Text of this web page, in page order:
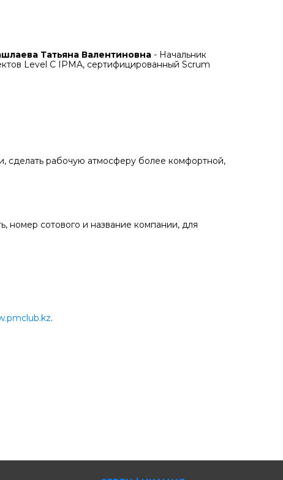
Татьяна Валентиновна - Начальник
Level C IPMA, сертифицированный Scrum
сделать рабочую атмосферу более комфортной,
сотового и название компании, для
.